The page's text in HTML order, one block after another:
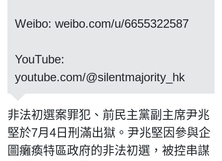
聯絡我們
Weibo: weibo.com/u/6655322587
​​​​​​​YouTube:
youtube.com/@silentmajority_hk
非法初選案罪犯、前民主黨副主席尹兆
堅於7月4日刑滿出獄。尹兆堅因參與企
圖癱瘓特區政府的非法初選，被控串謀